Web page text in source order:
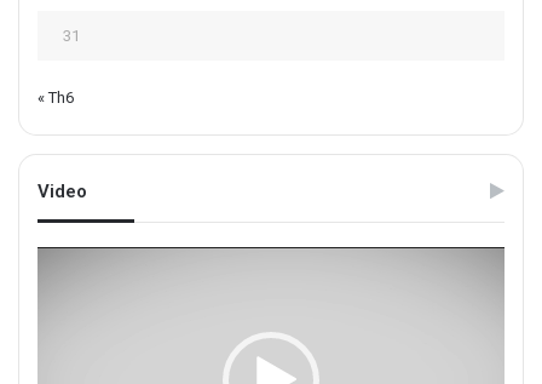
31
« Th6
Video